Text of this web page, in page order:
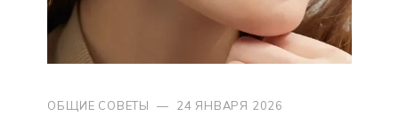
ОБЩИЕ СОВЕТЫ — 24 ЯНВАРЯ 2026